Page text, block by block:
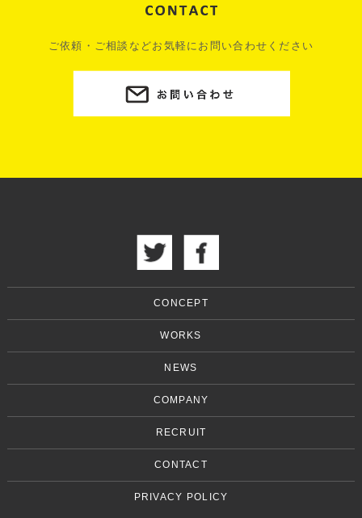
ご依頼・ご相談などお気軽にお問い合わせください
CONCEPT
WORKS
NEWS
COMPANY
RECRUIT
CONTACT
PRIVACY POLICY